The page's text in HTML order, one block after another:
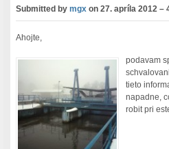
Submitted bymgx on27. apríla 2012 –
Ahojte,
podavam
tieto
napadne,
robit pri